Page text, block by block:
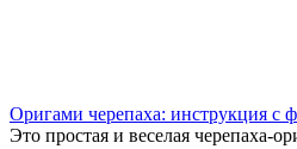
Оригами черепаха: инструкция с
Это простая и веселая черепаха-